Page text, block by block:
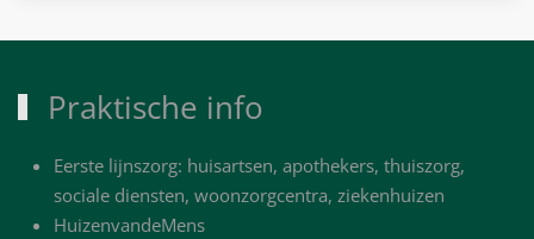
Praktische info
Eerste lijnszorg: huisartsen, apothekers, thuiszorg,
sociale diensten, woonzorgcentra, ziekenhuizen
HuizenvandeMens